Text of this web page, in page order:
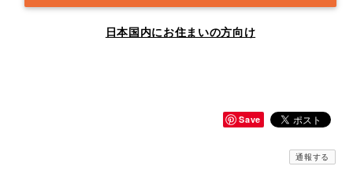
日本国内にお住まいの方向け
Save
通報する